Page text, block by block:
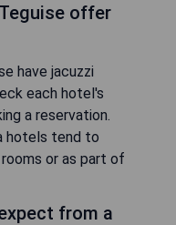
offer
have jacuzzi
each hotel's
a reservation.
hotels tend to
or as part of
from a